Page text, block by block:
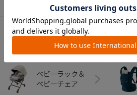
（コンビ）
ベビーカー
ベビーラック＆
ベビーチェア